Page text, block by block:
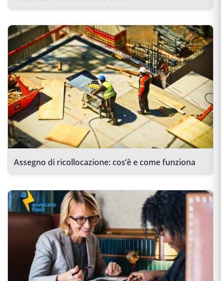
Assegno di ricollocazione: cos’è e come funziona